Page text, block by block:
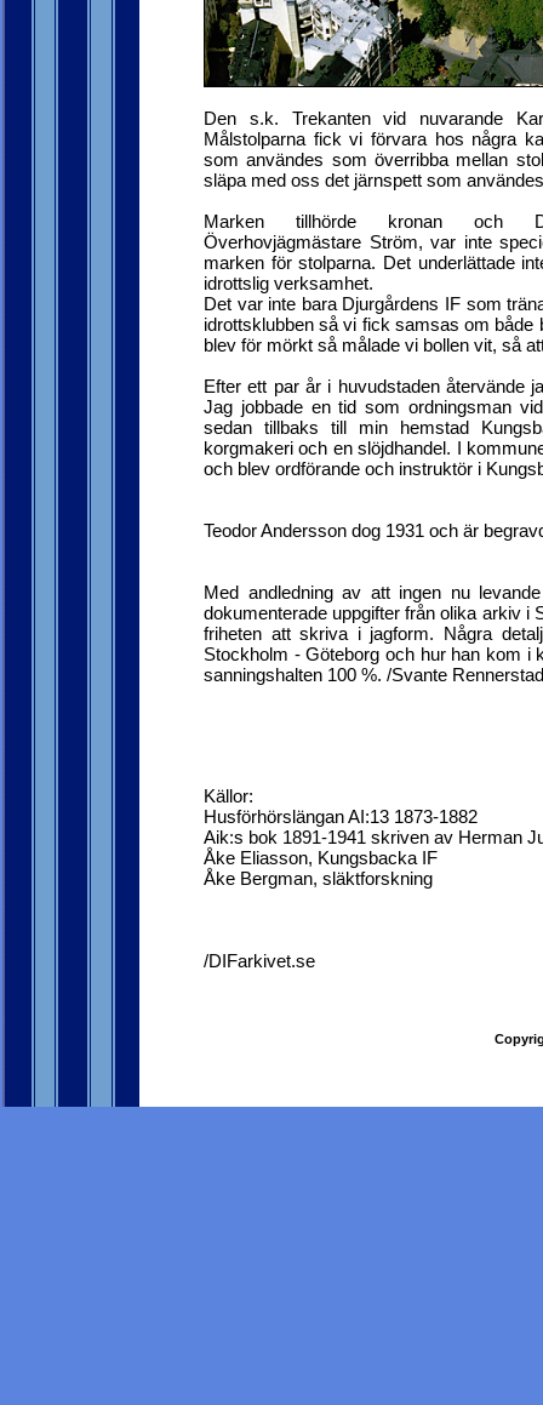
Den s.k. Trekanten vid nuvarande
Målstolparna fick vi förvara hos några
som användes som överribba mellan
släpa med oss det järnspett som
Marken tillhörde kronan och
Överhovjägmästare Ström, var inte
marken för stolparna. Det underlättade
idrottslig verksamhet.
Det var inte bara Djurgårdens IF som
idrottsklubben så vi fick samsas om både
blev för mörkt så målade vi bollen vit, så
Efter ett par år i huvudstaden återvände
Jag jobbade en tid som ordningsman
sedan tillbaks till min hemstad
korgmakeri och en slöjdhandel. I
och blev ordförande och instruktör i
Teodor Andersson dog 1931 och är
Med andledning av att ingen nu
dokumenterade uppgifter från olika arkiv i
friheten att skriva i jagform. Några
Stockholm - Göteborg och hur han kom i
sanningshalten 100 %. /Svante Rennerstad
Källor:
Husförhörslängan AI:13 1873-1882
Aik:s bok 1891-1941 skriven av Herman
Åke Eliasson, Kungsbacka IF
Åke Bergman, släktforskning
/DIFarkivet.se